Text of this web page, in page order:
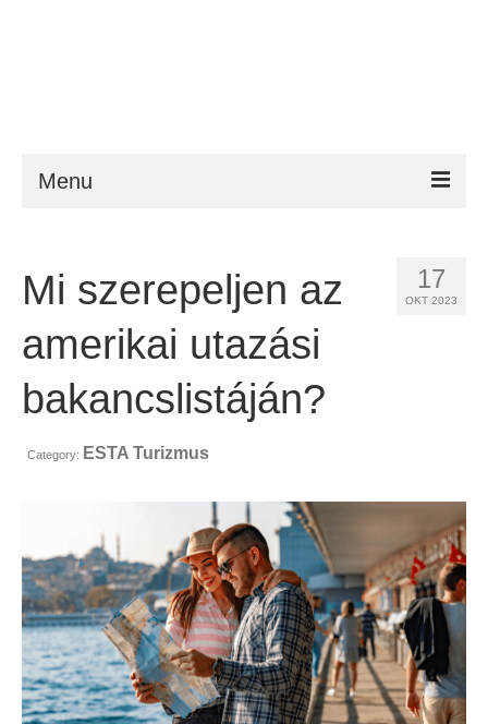
Menu
Követelmény
Segítség
Hírek
Forma
Magyar
Hrvatski(Horvát)
Čeština( Cseh)
17
OKT 2023
Mi szerepeljen az
amerikai utazási
bakancslistáján?
Category: ESTA Turizmus